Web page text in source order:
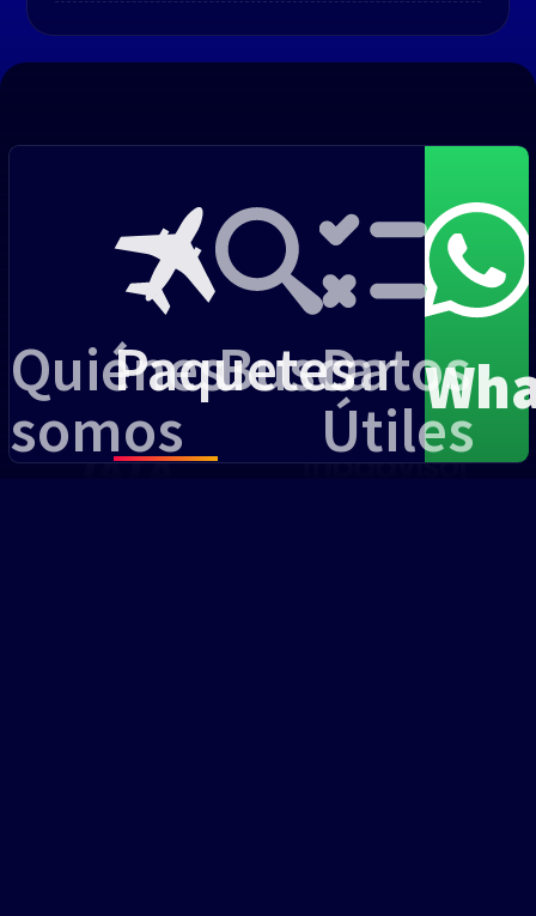
Quiénes
somos
Paquetes
BuscarDatos
Útiles
Montevideo: Pablo de María 1037
Canelones: Car One Center - Cam. de Los Horneros 15800
2 418 4440
Tripadvisor